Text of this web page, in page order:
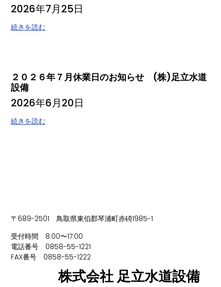
2026年7月25日
続きを読む
２０２６年７月休業日のお知らせ (株)足立水道
設備
2026年6月20日
続きを読む
株式会社 足立水道設備
〒689-2501 鳥取県東伯郡琴浦町赤碕1985-1
受付時間 8:00〜17:00
電話番号 0858-55-1221
FAX番号 0858-55-1222